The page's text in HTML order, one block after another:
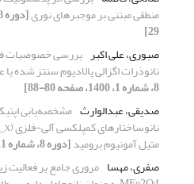
منطقی مبتنی بر موجبرهای نوری
29]
صبوری، علی اکبر بررسی خصوصیات
نانوذرات اگزالی پالادیوم سنتز شده
8، شماره 1، 1400، صفحه 80-88]
صدیقی، عبدالوارث مشخصه‌یابی
متیل آمونیوم برومید[دوره 8، شماره 1، 1400، صفحه 123-131]
صفری، مهسا